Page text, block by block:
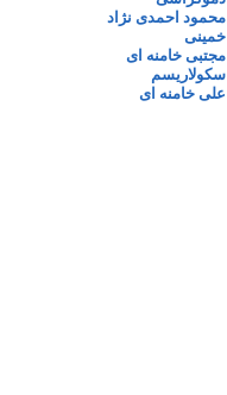
محمود احمدی نژاد
خمینی
مجتبی خامنه ای
سکولاریسم
علی خامنه ای